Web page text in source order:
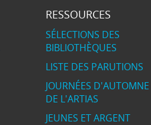
RESSOURCES
SÉLECTIONS DES
BIBLIOTHÈQUES
LISTE DES PARUTIONS
JOURNÉES D'AUTOMNE
DE L'ARTIAS
JEUNES ET ARGENT